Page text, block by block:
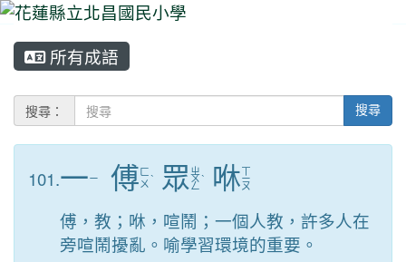
所有成語
搜尋： 搜尋
101.一ㄧ 傅 ㄈ
ㄨ ˋ 眾 ㄓ
ㄨ
ㄥ
ˋ 咻ㄒ
ㄧ
ㄡ
傅，教；咻，喧鬧；一個人教，許多人在
旁喧鬧擾亂。喻學習環境的重要。